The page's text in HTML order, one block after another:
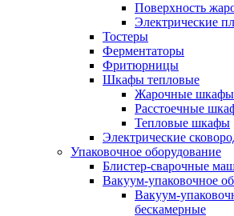
Поверхность
Электрические
Тостеры
Ферментаторы
Фритюрницы
Шкафы тепловые
Жарочные шкафы
Расстоечные
Тепловые шкафы
Электрические
Упаковочное оборудование
Блистер-сварочные
Вакуум-упаковочное
Вакуум-
беcкамерные